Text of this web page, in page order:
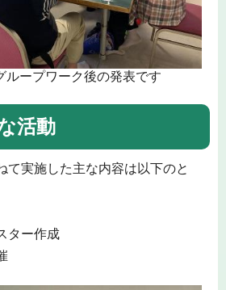
ループワーク後の発表です
活動
て実施した主な内容は以下のと
ター作成